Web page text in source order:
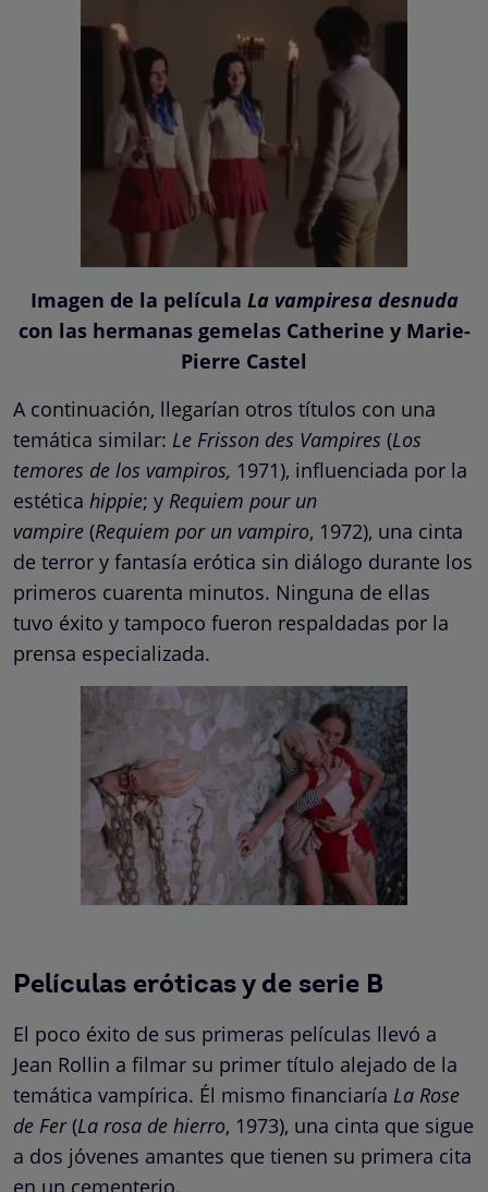
Imagen de la película La vampiresa desnuda
con las hermanas gemelas Catherine y Marie-
Pierre Castel
A continuación, llegarían otros títulos con una
temática similar: Le Frisson des Vampires (Los
temores de los vampiros, 1971), influenciada por la
estética hippie; y Requiem pour un
vampire (Requiem por un vampiro, 1972), una cinta
de terror y fantasía erótica sin diálogo durante los
primeros cuarenta minutos. Ninguna de ellas
tuvo éxito y tampoco fueron respaldadas por la
prensa especializada.
Películas eróticas y de serie B
El poco éxito de sus primeras películas llevó a
Jean Rollin a filmar su primer título alejado de la
temática vampírica. Él mismo financiaría La Rose
de Fer(La rosa de hierro, 1973), una cinta que sigue
a dos jóvenes amantes que tienen su primera cita